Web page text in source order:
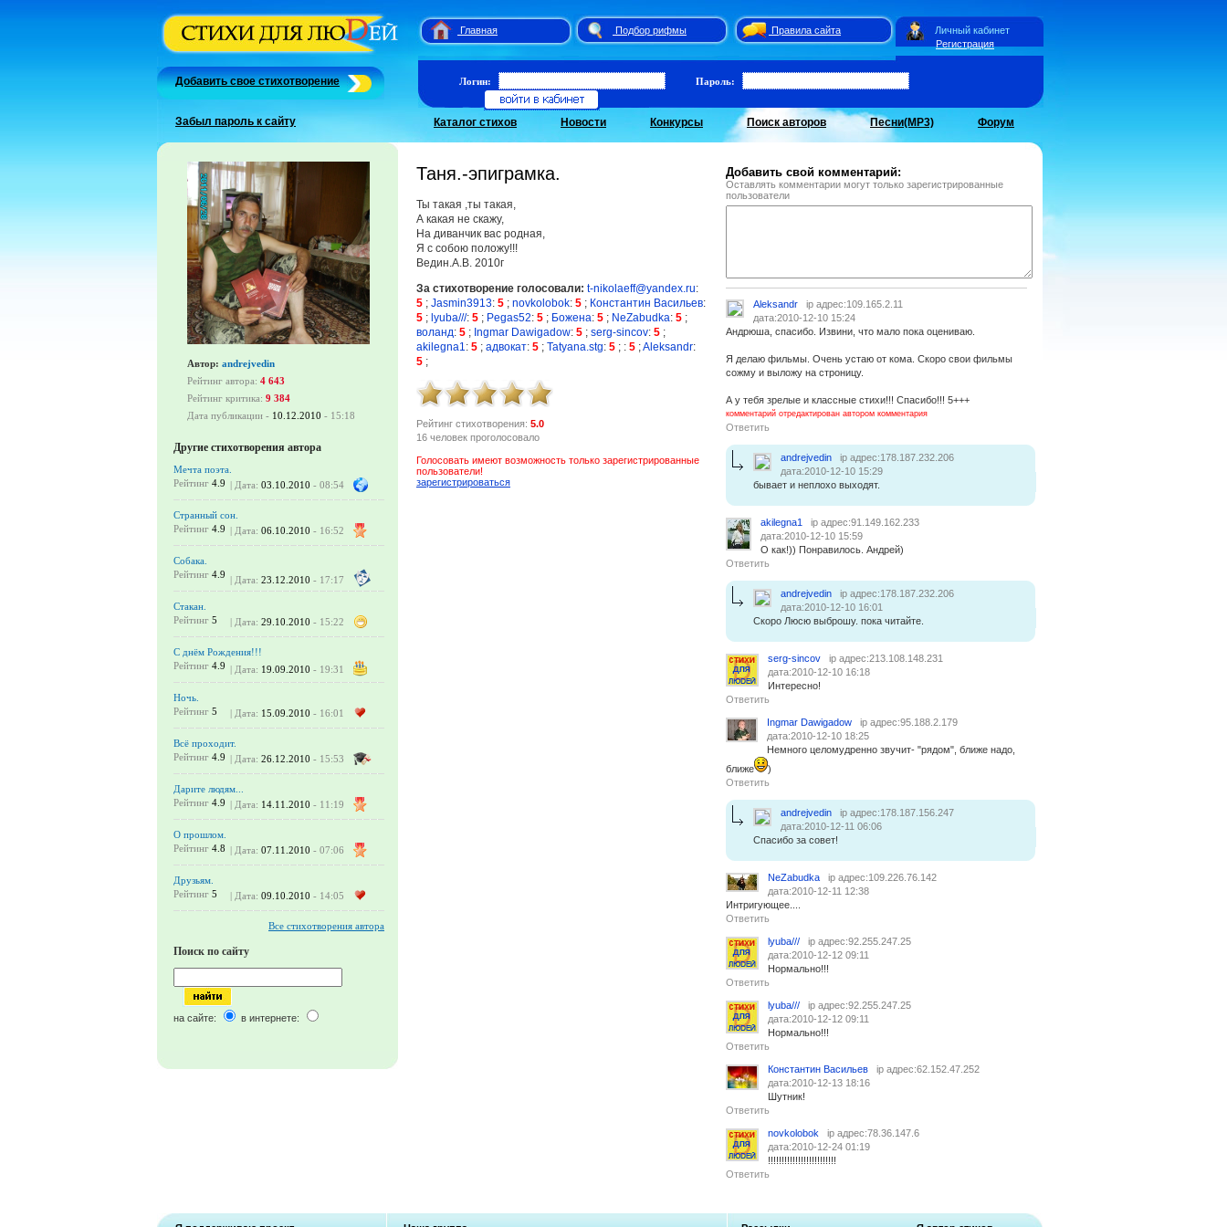
Главная Подбор рифмы
Правила сайта
Регистрация
Личный кабинет
Добавить свое стихотворение
Забыл пароль к сайту
Логин: Пароль:
Каталог стихов Новости Конкурсы Поиск авторов Песни(MP3) Форум
Автор: andrejvedin
Рейтинг автора: 4 643
Рейтинг критика: 9 384
Дата публикации - 10.12.2010 - 15:18
Другие стихотворения автора
Мечта поэта.
Рейтинг 4.9 | Дата: 03.10.2010 - 08:54
Странный сон.
Рейтинг 4.9 | Дата: 06.10.2010 - 16:52
Собака.
Рейтинг 4.9 | Дата: 23.12.2010 - 17:17
Стакан.
Рейтинг 5 | Дата: 29.10.2010 - 15:22
С днём Рождения!!!
Рейтинг 4.9 | Дата: 19.09.2010 - 19:31
Ночь.
Рейтинг 5 | Дата: 15.09.2010 - 16:01
Всё проходит.
Рейтинг 4.9 | Дата: 26.12.2010 - 15:53
Дарите людям...
Рейтинг 4.9 | Дата: 14.11.2010 - 11:19
О прошлом.
Рейтинг 4.8 | Дата: 07.11.2010 - 07:06
Друзьям.
Рейтинг 5 | Дата: 09.10.2010 - 14:05
Все стихотворения автора
Поиск по сайту
на сайте: в интернете:
Таня.-эпиграмка.
Ты такая ,ты такая,
А какая не скажу,
На диванчик вас родная,
Я с собою положу!!!
Ведин.А.В. 2010г
За стихотворение голосовали: t-nikolaeff@yandex.ru:
5 ; Jasmin3913: 5 ; novkolobok: 5 ; Константин Васильев:
5 ; lyuba///: 5 ; Pegas52: 5 ; Божена: 5 ; NeZabudka: 5 ;
воланд: 5 ; Ingmar Dawigadow: 5 ; serg-sincov: 5 ;
akilegna1 : 5 ; адвокат: 5 ; Tatyana.stg: 5 ; : 5 ;Aleksandr:
5 ;
Рейтинг стихотворения: 5.0
16 человек проголосовало
Голосовать имеют возможность только зарегистрированные
пользователи!
зарегистрироваться
Добавить свой комментарий:
Оставлять комментарии могут только зарегистрированные
пользователи
Aleksandr
ip адрес:109.165.2.11
дата:2010-12-10 15:24
Андрюша, спасибо. Извини, что мало пока оцениваю.
Я делаю фильмы. Очень устаю от кома. Скоро свои фильмы
сожму и выложу на строницу.
А у тебя зрелые и классные стихи!!! Спасибо!!! 5+++
комментарий отредактирован автором комментария
Ответить
andrejvedin
ip адрес:178.187.232.206
дата:2010-12-10 15:29
бывает и неплохо выходят.
akilegna1
ip адрес:91.149.162.233
дата:2010-12-10 15:59
О как!)) Понравилось. Андрей)
Ответить
andrejvedin
ip адрес:178.187.232.206
дата:2010-12-10 16:01
Скоро Люсю выброшу. пока читайте.
serg-sincov
ip адрес:213.108.148.231
дата:2010-12-10 16:18
Интересно!
Ответить
Ingmar Dawigadow
ip адрес:95.188.2.179
дата:2010-12-10 18:25
Немного целомудренно звучит- "рядом", ближе надо,
ближе
)
Ответить
andrejvedin
ip адрес:178.187.156.247
дата:2010-12-11 06:06
Спасибо за совет!
NeZabudka
ip адрес:109.226.76.142
дата:2010-12-11 12:38
Интригующее....
Ответить
lyuba///
ip адрес:92.255.247.25
дата:2010-12-12 09:11
Нормально!!!
Ответить
lyuba///
ip адрес:92.255.247.25
дата:2010-12-12 09:11
Нормально!!!
Ответить
Константин Васильев
ip адрес:62.152.47.252
дата:2010-12-13 18:16
Шутник!
Ответить
novkolobok
ip адрес:78.36.147.6
дата:2010-12-24 01:19
!!!!!!!!!!!!!!!!!!!!!!!!!
Ответить